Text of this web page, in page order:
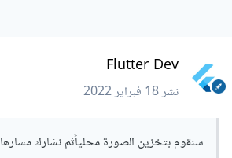
Flutter Dev
نشر18 فبراير 2022
سنقوم بتخزين الصورة محلياًثم نشارك مسارها.